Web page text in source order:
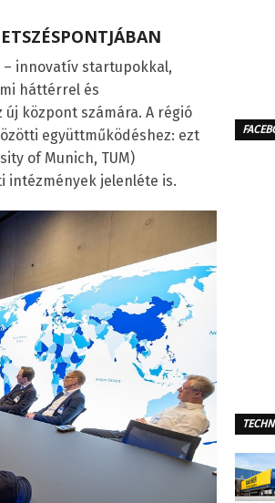
– innovatív startupokkal,
háttérrel és
központ számára. A régió
együttműködéshez: ezt
of Munich, TUM)
intézmények jelenléte is.